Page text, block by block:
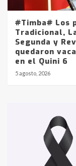
#Timba# Los
Tradicional,
Segunda y
quedaron
en el Quini 6
5 agosto, 2026
en